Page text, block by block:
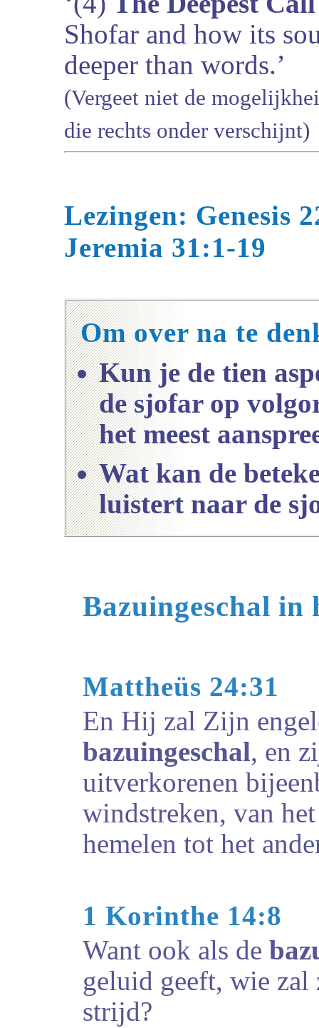
Shofar and how its
deeper than words.’
(Vergeet niet de
die rechts onder verschijnt)
Lezingen: Genesis
Jeremia 31:1-19
Om over na te
Kun je de tien
de sjofar op
het meest
Wat kan de
luistert naar de
Bazuingeschal in
Mattheüs 24:31
En Hij zal Zijn
bazuingeschal, en
uitverkorenen
windstreken, van
hemelen tot het
1 Korinthe 14:8
Want ook als de
geluid geeft, wie zal
strijd?